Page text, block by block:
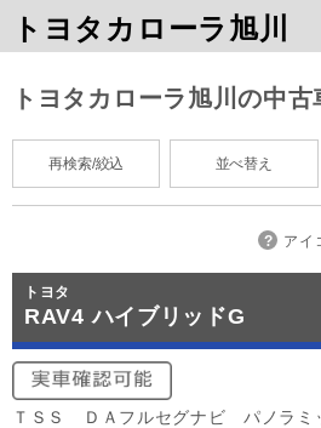
トヨタカローラ旭川
トヨタカローラ旭川の中古
再検索/絞込 並べ替え
アイ
トヨタ
RAV4 ハイブリッドG
ＴＳＳ ＤＡフルセグナビ パノラミ